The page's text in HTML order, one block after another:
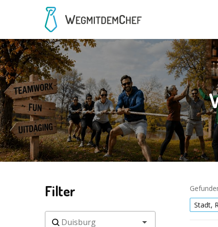
Filter
Stadt,